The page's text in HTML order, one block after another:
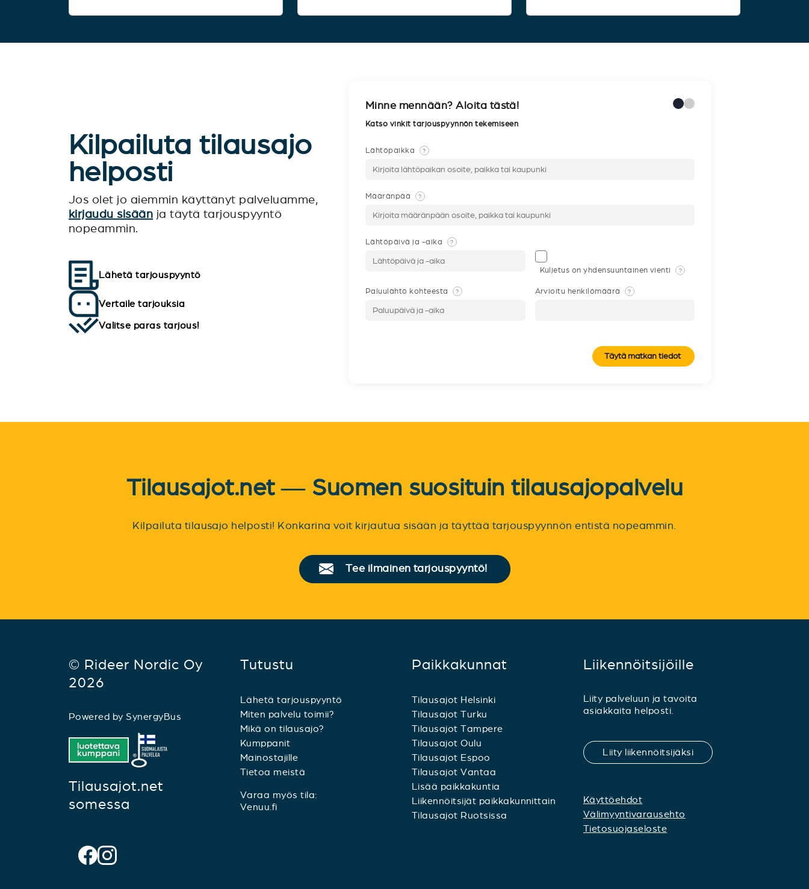
Kilpailuta tilausajo
helposti
Jos olet jo aiemmin käyttänyt palveluamme,
kirjaudu sisään ja täytä tarjouspyyntö
nopeammin.
Lähetä tarjouspyyntö
Vertaile tarjouksia
Valitse paras tarjous!
Minne mennään? Aloita tästä!
Katso vinkit tarjouspyynnön tekemiseen
Lähtöpaikka ?
Määränpää ?
Lähtöpäivä ja -aika ?
Kuljetus on yhdensuuntainen vienti ?
Paluulähtö kohteesta ? Arvioitu henkilömäärä ?
Täytä matkan tiedot
Tilausajot.net — Suomen suosituin tilausajopalvelu
Kilpailuta tilausajo helposti! Konkarina voit kirjautua sisään ja täyttää tarjouspyynnön entistä nopeammin.
Tee ilmainen tarjouspyyntö!
© Rideer Nordic Oy
2026
Powered by SynergyBus
Tilausajot.net
somessa
Tutustu
Lähetä tarjouspyyntö
Miten palvelu toimii?
Mikä on tilausajo?
Kumppanit
Mainostajille
Tietoa meistä
Varaa myös tila:
Venuu.fi
Paikkakunnat
Tilausajot Helsinki
Tilausajot Turku
Tilausajot Tampere
Tilausajot Oulu
Tilausajot Espoo
Tilausajot Vantaa
Lisää paikkakuntia
Liikennöitsijät paikkakunnittain
Tilausajot Ruotsissa
Liikennöitsijöille
Liity palveluun ja tavoita
asiakkaita helposti.
Liity liikennöitsijäksi
Käyttöehdot
Välimyyntivarausehto
Tietosuojaseloste